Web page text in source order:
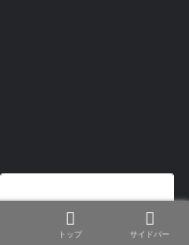
トップ サイドバー